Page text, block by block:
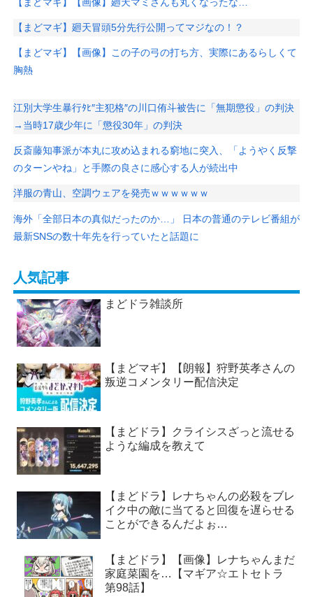
【まどマギ】廻天冒頭5分先行公開ってマジなの！？
【まどマギ】【画像】この子の弓の打ち方、実際にあるらしくて
胸熱
江別大学生暴行ﾀﾋ″主犯格″の川口侑斗被告に「無期懲役」の判決
→当時17歳少年に「懲役30年」の判決
反斎藤知事派が本丸に攻め込まれる窮地に突入、「ようやく反撃
のターンやね」と手際の良さに感心する人が続出中
洋服の青山、空調ウェアを発売ｗｗｗｗｗｗ
海外「全部日本の真似だったのか…」 日本の普通のテレビ番組が
最新SNSの数十年先を行っていたと話題に
人気記事
まどドラ雑談所
【まどマギ】【朗報】狩野英孝さんの
叛逆コメンタリー配信決定
【まどドラ】クライシスざっと流せる
ような編成を教えて
【まどドラ】レナちゃんの必殺をブレ
イク中の敵に当てると回復を遅らせる
ことができるんだよぉ…
【まどドラ】【画像】レナちゃんまだ
家庭菜園を…【マギア☆エトセトラ
第98話】